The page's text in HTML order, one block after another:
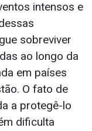
intensos e
sobreviver
ao longo da
em países
O fato de
a protegê-lo
dificulta